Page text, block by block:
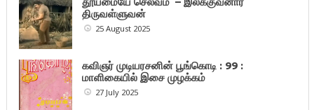
திருவள்ளுவன்
25 August 2025
கவிஞர் முடியரசனின் பூங்கொடி : 99 :
மாளிகையில் இசை முழக்கம்
27 July 2025